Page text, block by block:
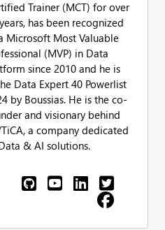
Trainer (MCT) for over
has been recognized
Microsoft Most Valuable
(MVP) in Data
since 2010 and he is
Data Expert 40 Powerlist
by Boussias. He is the co-
and visionary behind
a company dedicated
& AI solutions.